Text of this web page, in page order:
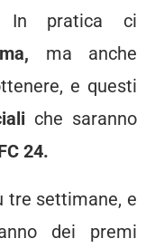
In pratica ci
ma anche
e questi
che saranno
24.
tre settimane, e
dei premi